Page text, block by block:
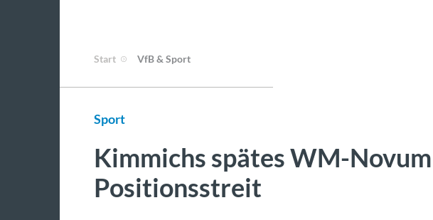
Start VfB & Sport
Sport
Kimmichs spätes WM-
Positionsstreit